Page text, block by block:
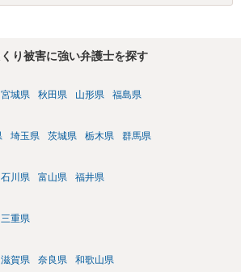
それがあります。 もっとも、教材内に明記さ
問題ありません。受講生側で無断使用である
ため、気になるようであればスクール側に事
も一案かと思います。
り被害に強い弁護士を探す
宮城県 秋田県 山形県 福島県
埼玉県 茨城県 栃木県 群馬県
石川県 富山県 福井県
三重県
滋賀県 奈良県 和歌山県